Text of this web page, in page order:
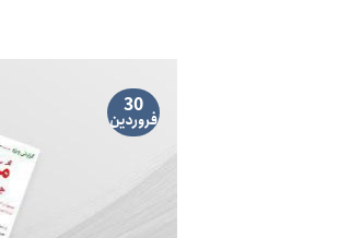
30
فروردین